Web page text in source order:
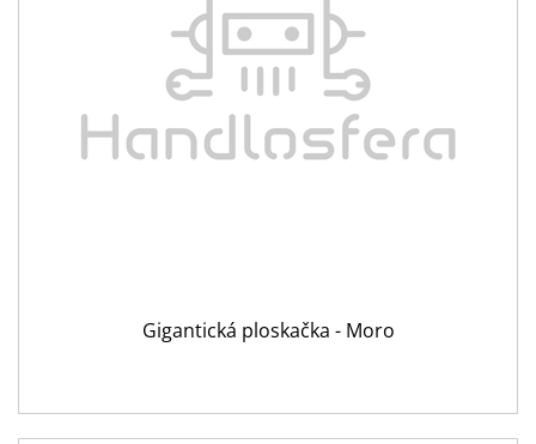
Gigantická ploskačka - Moro